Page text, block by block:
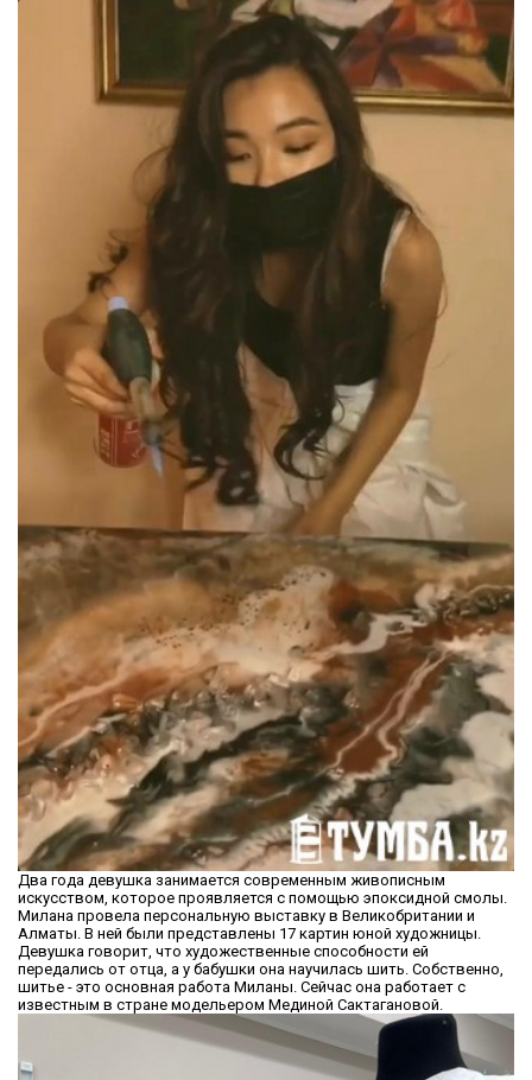
Два года девушка занимается современным живописным
искусством, которое проявляется с помощью эпоксидной смолы.
Милана провела персональную выставку в Великобритании и
Алматы. В ней были представлены 17 картин юной художницы.
Девушка говорит, что художественные способности ей
передались от отца, а у бабушки она научилась шить. Собственно,
шитье - это основная работа Миланы. Сейчас она работает с
известным в стране модельером Мединой Сактагановой.